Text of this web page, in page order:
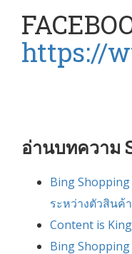
https://
อ่านบทความ
Bing Shopping
ระหว่างตัวสินค้
Content is
Bing Shopping